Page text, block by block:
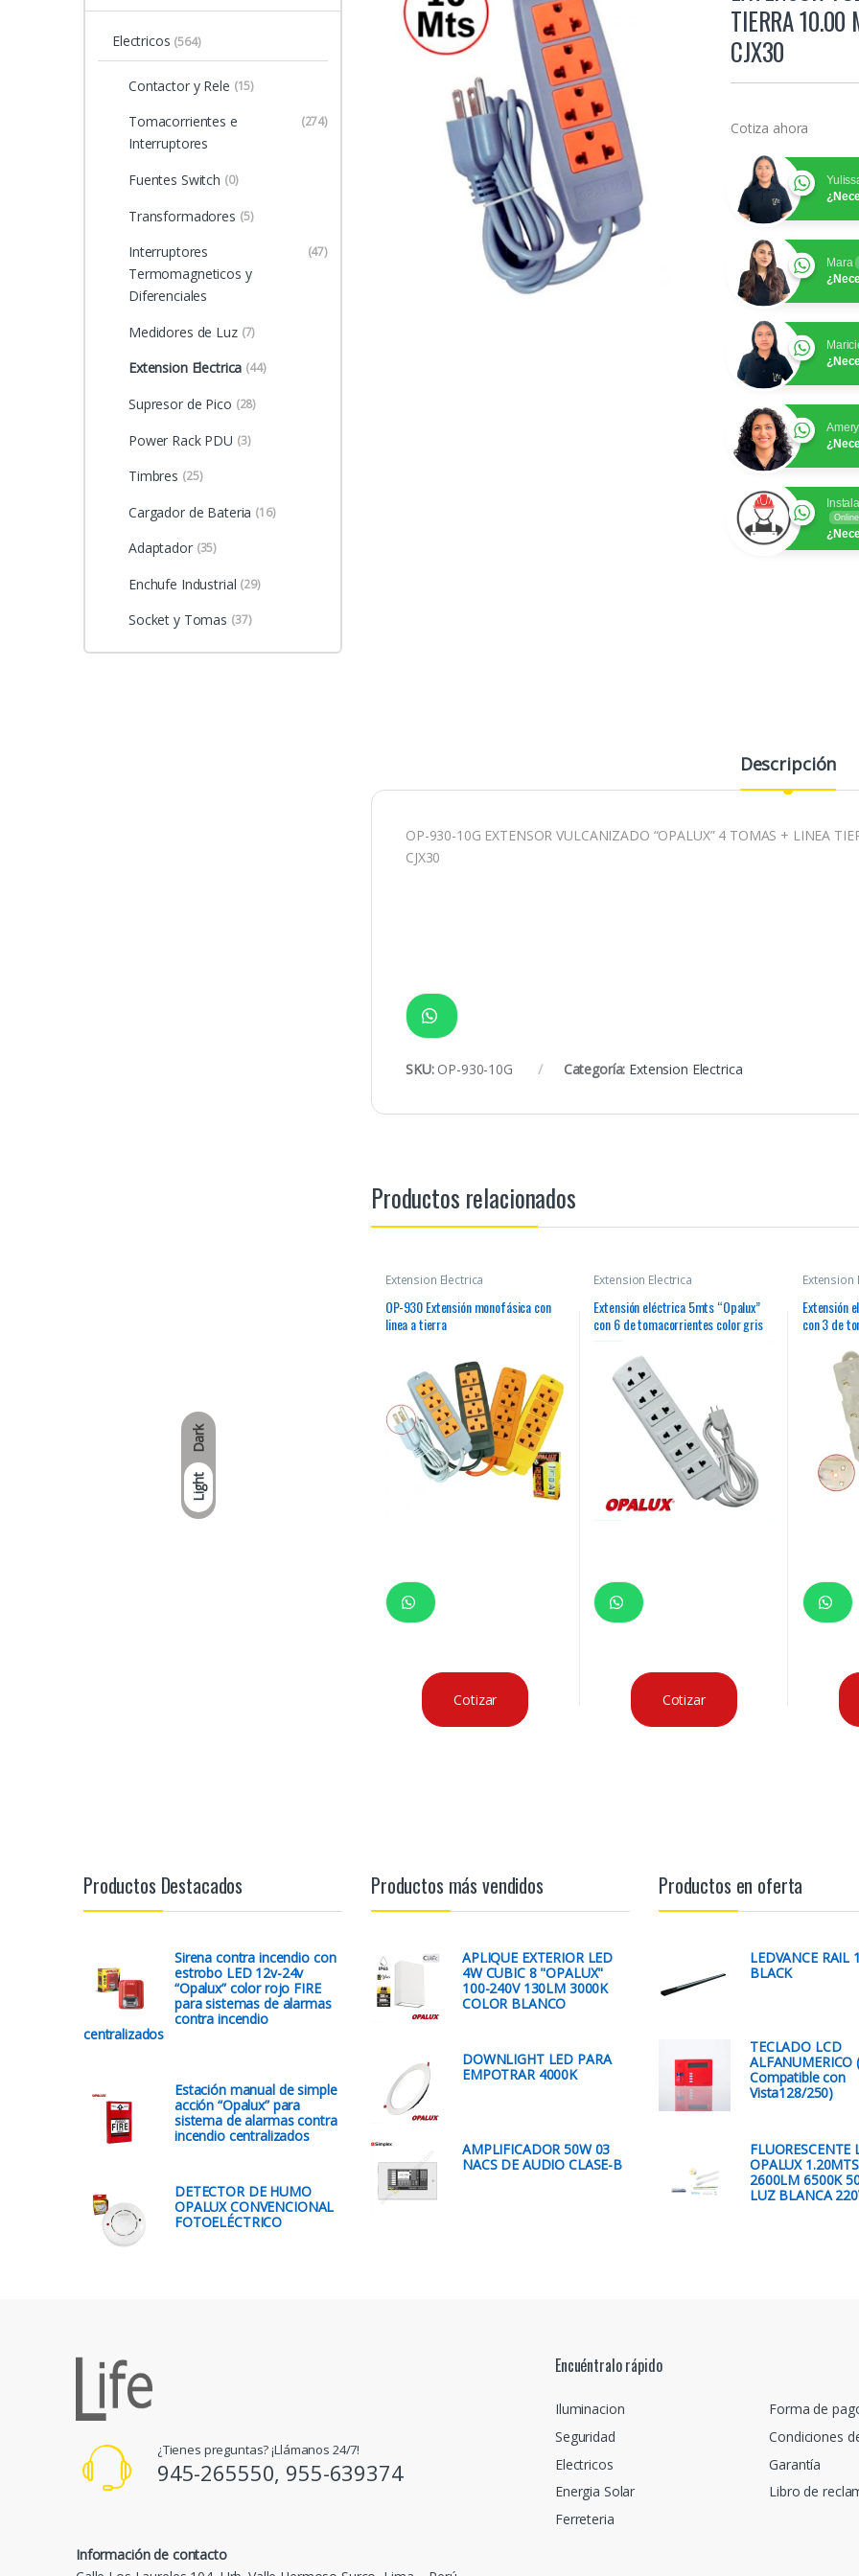
Dark
Light
TIERRA 10.00
CJX30
Cotiza ahora
Mara
Amery
Online
Descripción
OP-930-10G EXTENSOR VULCANIZADO “OPALUX” 4 TOMAS + LINEA
CJX30
SKU: OP-930-10G Categoría: Extension Electrica
Productos relacionados
Extension Electrica
OP-930 Extensión monofásica con
linea a tierra
Cotizar
Extension Electrica
Extensión eléctrica 5mts “Opalux”
con 6 de tomacorrientes color gris
Cotizar
Extension
Extensión
con 3 de
Electricos (564)
Contactor y Rele (15)
Tomacorrientes e
Interruptores
(274)
Fuentes Switch (0)
Transformadores (5)
Interruptores
Termomagneticos y
Diferenciales
(47)
Medidores de Luz (7)
Extension Electrica (44)
Supresor de Pico (28)
Power Rack PDU (3)
Timbres (25)
Cargador de Bateria (16)
Adaptador (35)
Enchufe Industrial (29)
Socket y Tomas (37)
Productos Destacados
Sirena contra incendio con
estrobo LED 12v-24v
“Opalux” color rojo FIRE
para sistemas de alarmas
contra incendio
centralizados
Estación manual de simple
acción “Opalux” para
sistema de alarmas contra
incendio centralizados
DETECTOR DE HUMO
OPALUX CONVENCIONAL
FOTOELÉCTRICO
Productos más vendidos
APLIQUE EXTERIOR LED
4W CUBIC 8 "OPALUX"
100-240V 130LM 3000K
COLOR BLANCO
DOWNLIGHT LED PARA
EMPOTRAR 4000K
AMPLIFICADOR 50W 03
NACS DE AUDIO CLASE-B
Productos en oferta
LEDVANCE RAIL
BLACK
TECLADO LCD
ALFANUMERICO
Compatible con
Vista128/250)
FLUORESCENTE
OPALUX
2600LM 6500K
LUZ BLANCA
¿Tienes preguntas? ¡Llámanos 24/7!
945-265550, 955-639374
Información de contacto
Encuéntralo rápido
Iluminacion
Seguridad
Electricos
Energia Solar
Ferreteria
Forma de
Condiciones
Garantía
Libro de